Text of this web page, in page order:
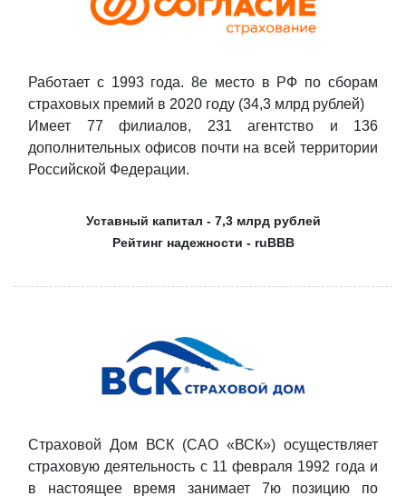
Работает с 1993 года. 8е место в РФ по сборам
страховых премий в 2020 году (34,3 млрд рублей)
Имеет 77 филиалов, 231 агентство и 136
дополнительных офисов почти на всей территории
Российской Федерации.
Уставный капитал - 7,3 млрд рублей
Рейтинг надежности - ruBBB
Страховой Дом ВСК (САО «ВСК») осуществляет
страховую деятельность с 11 февраля 1992 года и
в настоящее время занимает 7ю позицию по